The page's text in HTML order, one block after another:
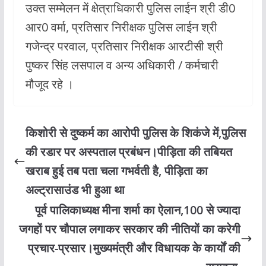
उक्त सम्मेलन में क्षेत्राधिकारी पुलिस लाईन श्री डी0
आर0 वर्मा, प्रतिसार निरीक्षक पुलिस लाईन श्री
गजेन्द्र परवाल, प्रतिसार निरीक्षक आरटीसी श्री
पुष्कर सिंह लसपाल व अन्य अधिकारी / कर्मचारी
मौजूद रहे ।
किशोरी से दुष्कर्म का आरोपी पुलिस के शिकंजे में,पुलिस
की रडार पर अस्पताल प्रबंधन।पीड़िता की तबियत
खराब हुई तब पता चला गभर्वती है, पीड़िता का
अल्ट्रासाउंड भी हुआ था
पूर्व पालिकाध्यक्ष मीना शर्मा का ऐलान,100 से ज्यादा
जगहों पर चौपाल लगाकर सरकार की नीतियों का करेगी
प्रचार-प्रसार।मुख्यमंत्री और विधायक के कार्यों की